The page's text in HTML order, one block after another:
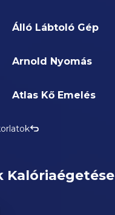
Álló Lábtoló Gép
Arnold Nyomás
Atlas Kő Emelés
Kalóriaégetése